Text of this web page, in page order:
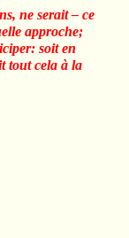
ne serait – ce
approche;
soit en
tout cela à la